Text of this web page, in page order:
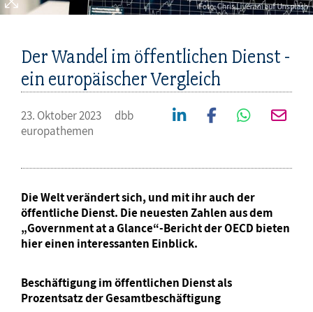
Der Wandel im öffentlichen Dienst -
ein europäischer Vergleich
23. Oktober 2023
dbb
europathemen
Die Welt verändert sich, und mit ihr auch der
öffentliche Dienst. Die neuesten Zahlen aus dem
„Government at a Glance“-Bericht der OECD bieten
hier einen interessanten Einblick.
Beschäftigung im öffentlichen Dienst als
Prozentsatz der Gesamtbeschäftigung